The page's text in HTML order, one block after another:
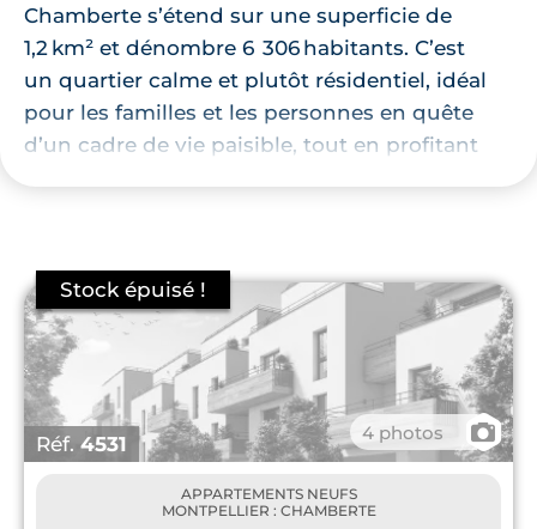
Chamberte s’étend sur une superficie de
1,2 km² et dénombre 6 306 habitants. C’est
un quartier calme et plutôt résidentiel, idéal
pour les familles et les personnes en quête
d’un cadre de vie paisible, tout en profitant
écrin de verdure de 2 hectares,
agréablement boisé de chênes, de pins et
de frênes. Il propose une grande palette
d’activités de plein air et est équipé d’une
aire de jeux de ballons.
La Chamberte dispose de différents
équipements qui participent à
l’amélioration de la qualité de vie de ses
Réf. 4531 4 photos 📷
APPARTEMENTS NEUFS
MONTPELLIER : CHAMBERTE